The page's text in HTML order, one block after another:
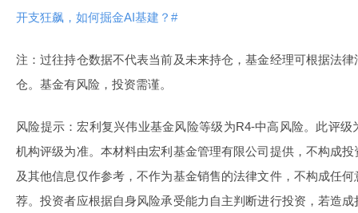
开支狂飙，如何掘金AI基建？#
注：过往持仓数据不代表当前及未来持仓，基金经理可根据法
仓。基金有风险，投资需谨。
风险提示：宏利复兴伟业基金风险等级为R4-中高风险。此评
机构评级为准。本材料由宏利基金管理有限公司提供，不构成
及其他信息仅作参考，不作为基金销售的法律文件，不构成任
荐。投资者应根据自身风险承受能力自主判断进行投资，若造